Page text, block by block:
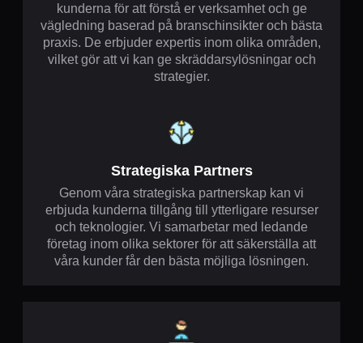
kunderna för att förstå er verksamhet och ge
vägledning baserad på branschinsikter och bästa
praxis. De erbjuder expertis inom olika områden,
vilket gör att vi kan ge skräddarsylösningar och
strategier.
Strategiska Partners
Genom våra strategiska partnerskap kan vi
erbjuda kunderna tillgång till ytterligare resurser
och teknologier. Vi samarbetar med ledande
företag inom olika sektorer för att säkerställa att
våra kunder får den bästa möjliga lösningen.